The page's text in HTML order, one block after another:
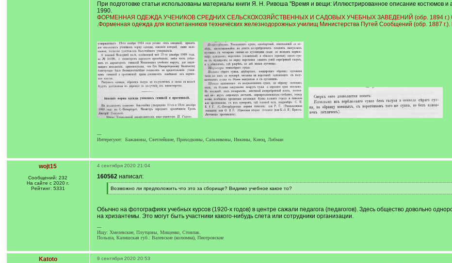
При подготовке статьи использованы материалы книги Я. Н. Ривоша "Время и вещи: Иллюстрированное описание костюмов и
1990.
ФОРМЕННАЯ ОДЕЖДА УЧЕНИКОВ СРЕДНИХ СЕЛЬСКОХОЗЯЙСТВЕННЫХ И САДОВЫХ УЧЕБНЫХ ЗАВЕДЕНИЙ (обр. 1894 г.)
.Форменная одежда для воспитанников технических железнодорожных училищ Министерства Путей Сообщений (обр. 1887
---
Интересуют: Бажановы, Светлейшие, Приходкины, Сальниковы, Ивкины, Киюц, Либман
wojt15
Сообщений: 232
На сайте с 2020 г.
Рейтинг: 5331
4 сентября 2020 21:04
160562написал:
[
q
Возможно ли предположить что это за сборище? Видимо учебное какое то?
[
]
Обычно на фотографиях учебных курсов (1920-х годов) в центре сажали педагога (педагогов). Здесь общество довольно
на хризантемы. Это могут быть участники какого-нибудь слета или сотрудники организации.
---
Ищу: Хмелевские, Плутцовы, Мищенко, Стовпак.
Польша, Калишская губ.: Валевские (колюмна), Пиотровские
Katoto 9 сентября 2020 20:53